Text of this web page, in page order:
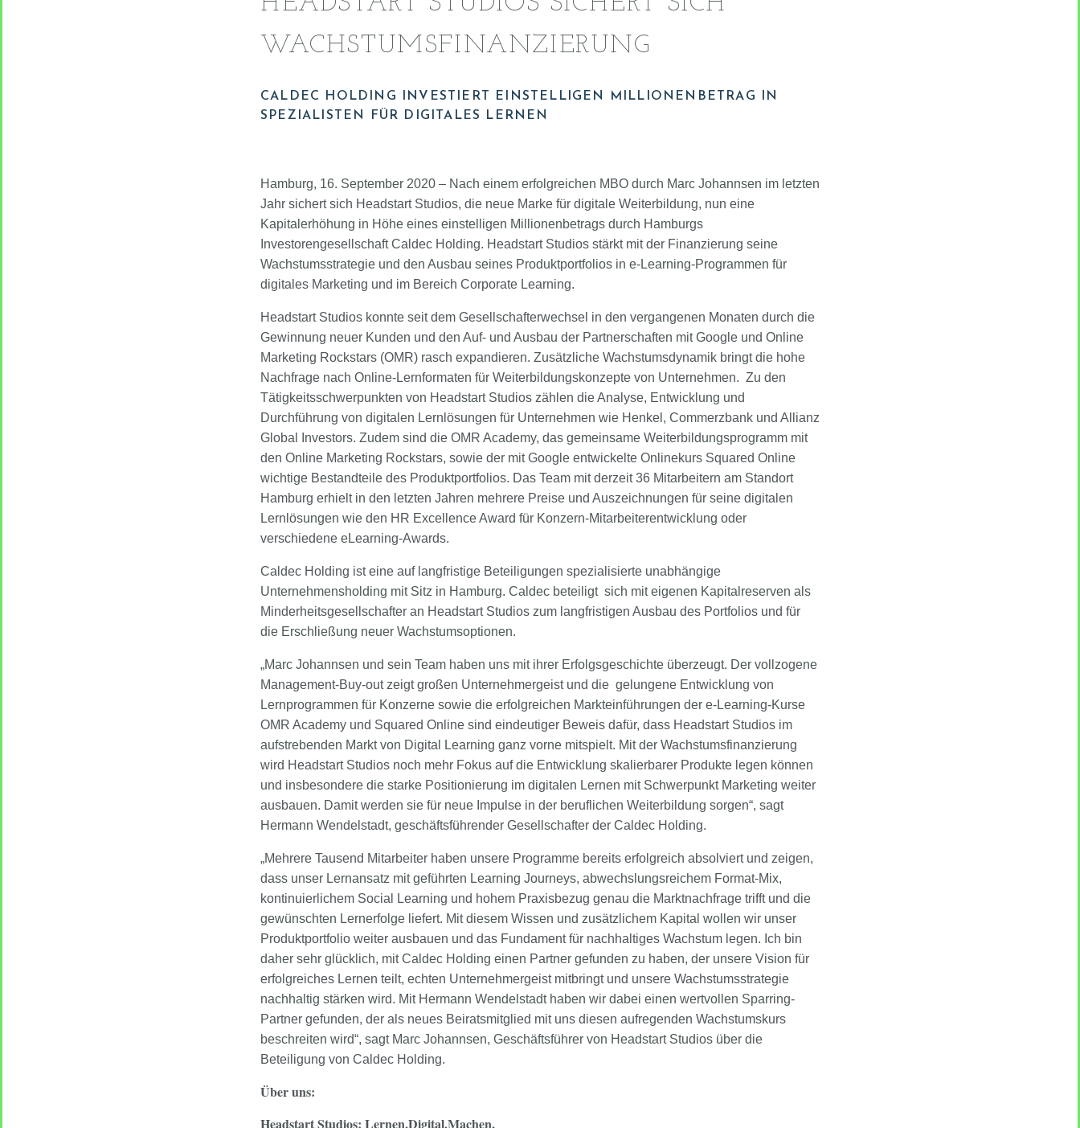
WACHSTUMSFINANZIERUNG
CALDEC HOLDING INVESTIERT EINSTELLIGEN MILLIONENBETRAG IN
SPEZIALISTEN FÜR DIGITALES LERNEN
Hamburg, 16. September 2020 – Nach einem erfolgreichen MBO durch Marc Johannsen im letzten
Jahr sichert sich Headstart Studios, die neue Marke für digitale Weiterbildung, nun eine
Kapitalerhöhung in Höhe eines einstelligen Millionenbetrags durch Hamburgs
Investorengesellschaft Caldec Holding. Headstart Studios stärkt mit der Finanzierung seine
Wachstumsstrategie und den Ausbau seines Produktportfolios in e-Learning-Programmen für
digitales Marketing und im Bereich Corporate Learning.
Headstart Studios konnte seit dem Gesellschafterwechsel in den vergangenen Monaten durch die
Gewinnung neuer Kunden und den Auf- und Ausbau der Partnerschaften mit Google und Online
Marketing Rockstars (OMR) rasch expandieren. Zusätzliche Wachstumsdynamik bringt die hohe
Nachfrage nach Online-Lernformaten für Weiterbildungskonzepte von Unternehmen. Zu den
Tätigkeitsschwerpunkten von Headstart Studios zählen die Analyse, Entwicklung und
Durchführung von digitalen Lernlösungen für Unternehmen wie Henkel, Commerzbank und Allianz
Global Investors. Zudem sind die OMR Academy, das gemeinsame Weiterbildungsprogramm mit
den Online Marketing Rockstars, sowie der mit Google entwickelte Onlinekurs Squared Online
wichtige Bestandteile des Produktportfolios. Das Team mit derzeit 36 Mitarbeitern am Standort
Hamburg erhielt in den letzten Jahren mehrere Preise und Auszeichnungen für seine digitalen
Lernlösungen wie den HR Excellence Award für Konzern-Mitarbeiterentwicklung oder
verschiedene eLearning-Awards.
Caldec Holding ist eine auf langfristige Beteiligungen spezialisierte unabhängige
Unternehmensholding mit Sitz in Hamburg. Caldec beteiligt sich mit eigenen Kapitalreserven als
Minderheitsgesellschafter an Headstart Studios zum langfristigen Ausbau des Portfolios und für
die Erschließung neuer Wachstumsoptionen.
„Marc Johannsen und sein Team haben uns mit ihrer Erfolgsgeschichte überzeugt. Der vollzogene
Management-Buy-out zeigt großen Unternehmergeist und die gelungene Entwicklung von
Lernprogrammen für Konzerne sowie die erfolgreichen Markteinführungen der e-Learning-Kurse
OMR Academy und Squared Online sind eindeutiger Beweis dafür, dass Headstart Studios im
aufstrebenden Markt von Digital Learning ganz vorne mitspielt. Mit der Wachstumsfinanzierung
wird Headstart Studios noch mehr Fokus auf die Entwicklung skalierbarer Produkte legen können
und insbesondere die starke Positionierung im digitalen Lernen mit Schwerpunkt Marketing weiter
ausbauen. Damit werden sie für neue Impulse in der beruflichen Weiterbildung sorgen“, sagt
Hermann Wendelstadt, geschäftsführender Gesellschafter der Caldec Holding.
„Mehrere Tausend Mitarbeiter haben unsere Programme bereits erfolgreich absolviert und zeigen,
dass unser Lernansatz mit geführten Learning Journeys, abwechslungsreichem Format-Mix,
kontinuierlichem Social Learning und hohem Praxisbezug genau die Marktnachfrage trifft und die
gewünschten Lernerfolge liefert. Mit diesem Wissen und zusätzlichem Kapital wollen wir unser
Produktportfolio weiter ausbauen und das Fundament für nachhaltiges Wachstum legen. Ich bin
daher sehr glücklich, mit Caldec Holding einen Partner gefunden zu haben, der unsere Vision für
erfolgreiches Lernen teilt, echten Unternehmergeist mitbringt und unsere Wachstumsstrategie
nachhaltig stärken wird. Mit Hermann Wendelstadt haben wir dabei einen wertvollen Sparring-
Partner gefunden, der als neues Beiratsmitglied mit uns diesen aufregenden Wachstumskurs
beschreiten wird“, sagt Marc Johannsen, Geschäftsführer von Headstart Studios über die
Beteiligung von Caldec Holding.
Über uns:
Headstart Studios: Lernen.Digital.Machen.